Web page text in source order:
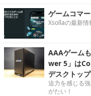
ゲームコマ
Xsollaの最新情
AAAゲーム
wer 5」は
デスクトッ
迫力を感じる
がたい！